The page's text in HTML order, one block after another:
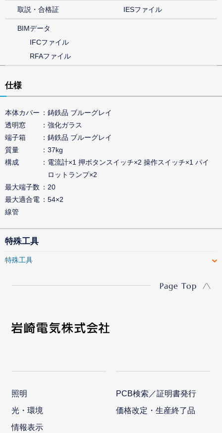
取説・合格証 IESファイル
BIMデータ
IFCファイル
RFAファイル
仕様
本体カバー
鋳鉄品 ブルーグレイ
透明窓
強化ガラス
端子箱
鋳鉄品 ブルーグレイ
質量
37kg
構成
電流計×1 押ボタンスイッチ×2 操作スイッチ×1 パイ
ロットランプ×2
最大端子数
20
最大適合電
線管
54×2
特殊工具
特殊工具
Page Top
照明
光・環境
情報表示
PCB検索／証明書発行
価格改定・生産終了品